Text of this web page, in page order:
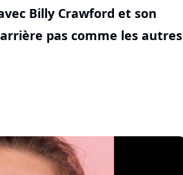
Billy Crawford et son
pas comme les autres